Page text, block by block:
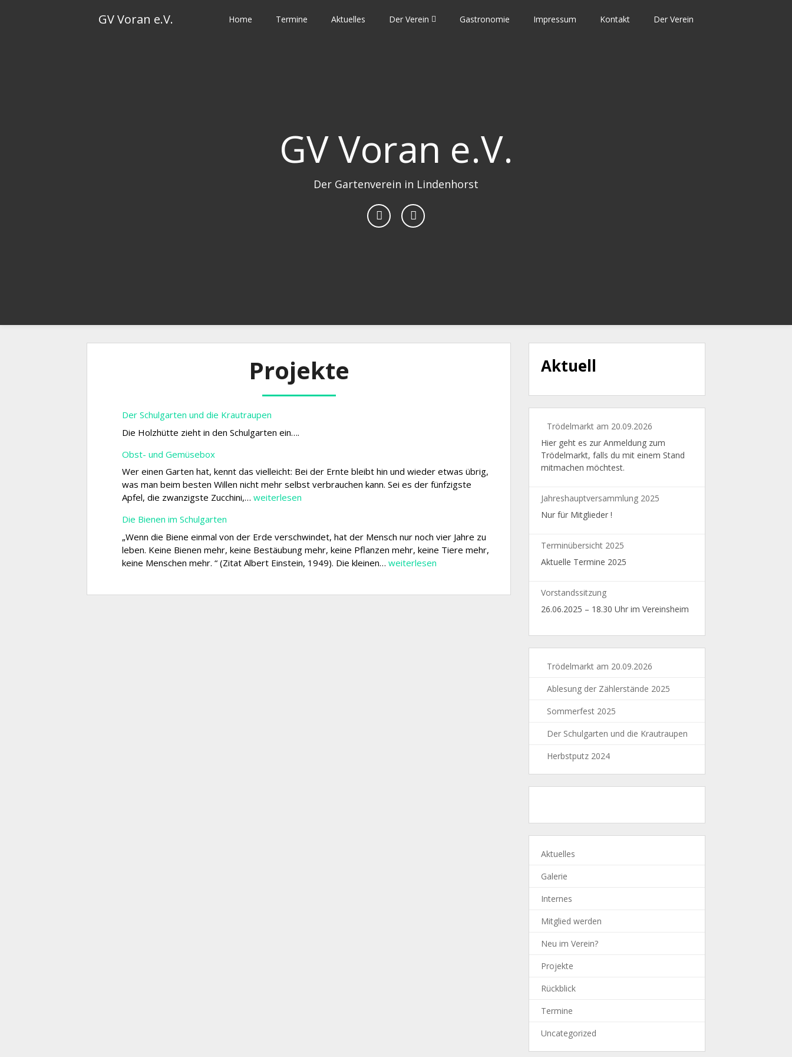
GV Voran e.V. Home Termine Aktuelles Der Verein Gastronomie Impressum Kontakt Der Verein
GV Voran e.V.
Der Gartenverein in Lindenhorst
Projekte
Der Schulgarten und die Krautraupen
Die Holzhütte zieht in den Schulgarten ein….
Obst- und Gemüsebox
Wer einen Garten hat, kennt das vielleicht: Bei der Ernte bleibt hin und wieder etwas übrig,
was man beim besten Willen nicht mehr selbst verbrauchen kann. Sei es der fünfzigste
Apfel, die zwanzigste Zucchini,… Obst-
weiterlesen
Die Bienen im Schulgarten
„Wenn die Biene einmal von der Erde verschwindet, hat der Mensch nur noch vier Jahre zu
leben. Keine Bienen mehr, keine Bestäubung mehr, keine Pflanzen mehr, keine Tiere mehr,
keine Menschen mehr. “ (Zitat Albert Einstein, 1949). Die kleinen… Die
weiterlesen
Aktuell
Trödelmarkt am 20.09.2026
Hier geht es zur Anmeldung zum
Trödelmarkt, falls du mit einem Stand
mitmachen möchtest.
Jahreshauptversammlung 2025
Nur für Mitglieder !
Terminübersicht 2025
Aktuelle Termine 2025
Vorstandssitzung
26.06.2025 – 18.30 Uhr im Vereinsheim
Trödelmarkt am 20.09.2026
Ablesung der Zählerstände 2025
Sommerfest 2025
Der Schulgarten und die Krautraupen
Herbstputz 2024
Aktuelles
Galerie
Internes
Mitglied werden
Neu im Verein?
Projekte
Rückblick
Termine
Uncategorized